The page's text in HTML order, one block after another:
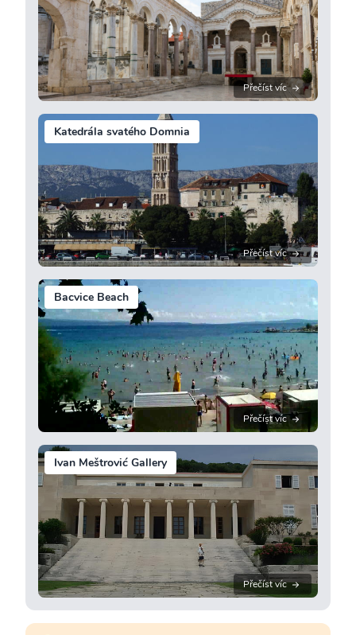
Přečíst víc
Katedrála svatého Domnia
Přečíst víc
Bacvice Beach
Přečíst víc
Ivan Meštrović Gallery
Přečíst víc